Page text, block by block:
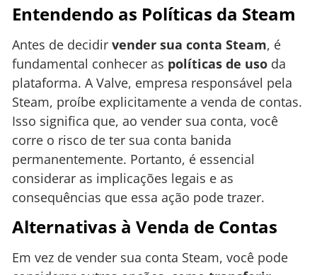
Entendendo as Políticas da Steam
Antes de decidir vender sua conta Steam, é
fundamental conhecer as políticas de uso da
plataforma. A Valve, empresa responsável pela
Steam, proíbe explicitamente a venda de contas.
Isso significa que, ao vender sua conta, você
corre o risco de ter sua conta banida
permanentemente. Portanto, é essencial
considerar as implicações legais e as
consequências que essa ação pode trazer.
Alternativas à Venda de Contas
Em vez de vender sua conta Steam, você pode